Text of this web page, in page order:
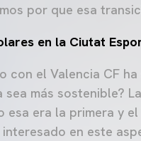
por que esa
en la Ciutat
con el Valencia CF
más sostenible?
esa era la primera y
en este